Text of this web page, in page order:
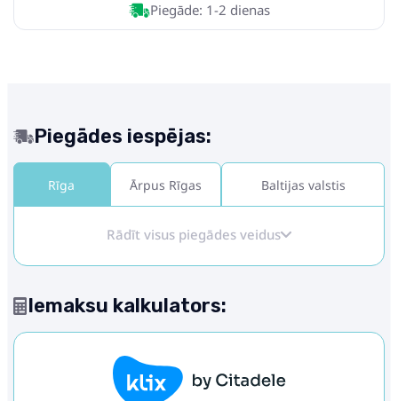
Piegāde: 1-2 dienas
Piegādes iespējas:
Rīga Ārpus Rīgas Baltijas valstis
Rādīt visus piegādes veidus
Iemaksu kalkulators: